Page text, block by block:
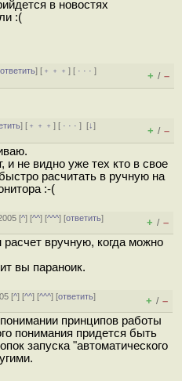
в новостях
:(
ответить] [ ﹢﹢﹢] [ · · ·]
+ / –
] [ ﹢﹢﹢] [ · · ·][↓]
+ / –
и не видно уже тех кто в свое
расчитать в ручную на
:-(
[^] [^^] [^^^] [ответить]
+ / –
вручную, когда можно
вы параноик.
[^] [^^] [^^^] [ответить]
+ / –
принципов работы
понимания придется быть
запуска "автоматического